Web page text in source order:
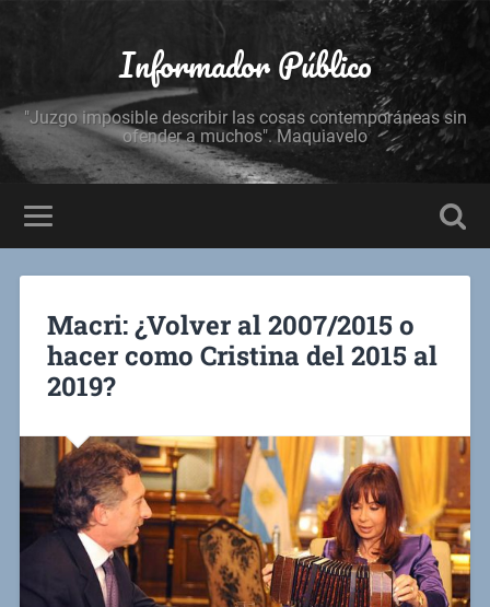
Informador Público
"Juzgo imposible describir las cosas contemporáneas sin
ofender a muchos". Maquiavelo
Macri: ¿Volver al 2007/2015 o
hacer como Cristina del 2015 al
2019?